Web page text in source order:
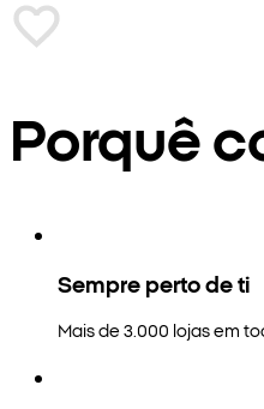
Porquê
Sempre perto de ti
Mais de 3.000 lojas em